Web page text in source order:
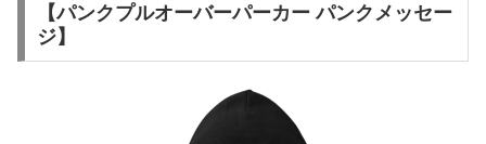
【パンクプルオーバーパーカー パンクメッセー
ジ】